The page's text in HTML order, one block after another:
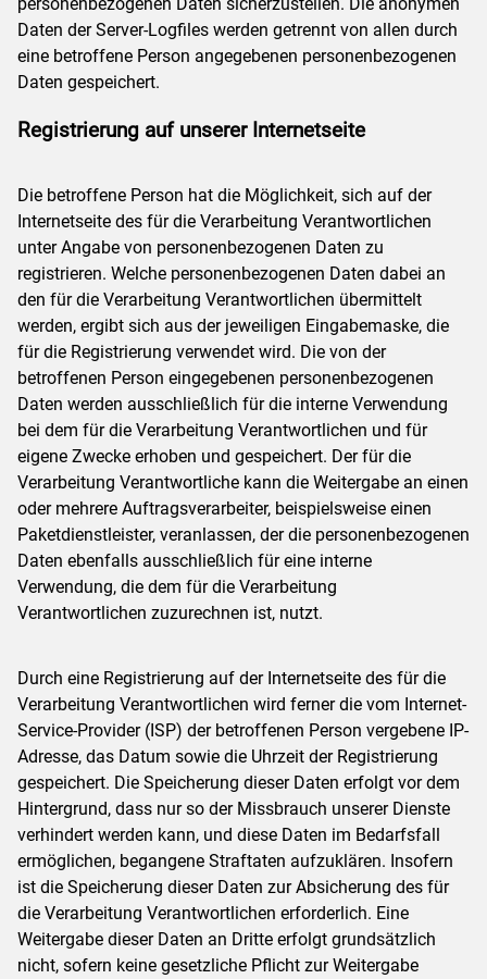
Daten der Server-Logfiles werden getrennt von allen durch
eine betroffene Person angegebenen personenbezogenen
Daten gespeichert.
Registrierung auf unserer Internetseite
Die betroffene Person hat die Möglichkeit, sich auf der
Internetseite des für die Verarbeitung Verantwortlichen
unter Angabe von personenbezogenen Daten zu
registrieren. Welche personenbezogenen Daten dabei an
den für die Verarbeitung Verantwortlichen übermittelt
werden, ergibt sich aus der jeweiligen Eingabemaske, die
für die Registrierung verwendet wird. Die von der
betroffenen Person eingegebenen personenbezogenen
Daten werden ausschließlich für die interne Verwendung
bei dem für die Verarbeitung Verantwortlichen und für
eigene Zwecke erhoben und gespeichert. Der für die
Verarbeitung Verantwortliche kann die Weitergabe an einen
oder mehrere Auftragsverarbeiter, beispielsweise einen
Paketdienstleister, veranlassen, der die personenbezogenen
Daten ebenfalls ausschließlich für eine interne
Verwendung, die dem für die Verarbeitung
Verantwortlichen zuzurechnen ist, nutzt.
Durch eine Registrierung auf der Internetseite des für die
Verarbeitung Verantwortlichen wird ferner die vom Internet-
Service-Provider (ISP) der betroffenen Person vergebene IP-
Adresse, das Datum sowie die Uhrzeit der Registrierung
gespeichert. Die Speicherung dieser Daten erfolgt vor dem
Hintergrund, dass nur so der Missbrauch unserer Dienste
verhindert werden kann, und diese Daten im Bedarfsfall
ermöglichen, begangene Straftaten aufzuklären. Insofern
ist die Speicherung dieser Daten zur Absicherung des für
die Verarbeitung Verantwortlichen erforderlich. Eine
Weitergabe dieser Daten an Dritte erfolgt grundsätzlich
nicht, sofern keine gesetzliche Pflicht zur Weitergabe